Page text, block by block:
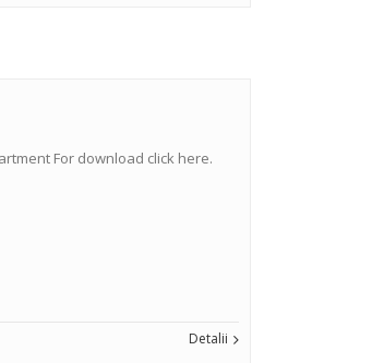
For download click here.
Detalii